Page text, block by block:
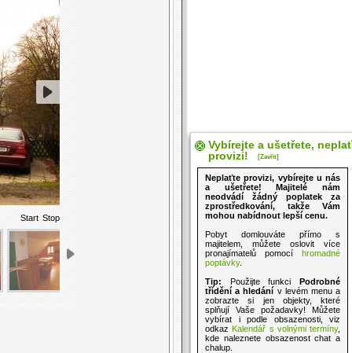
Start Stop
Vybírejte a ušetřete,
provizi!
[Zavřít]
Neplaťte provizi, vybírejte u nás
a ušetřete! Majitelé nám
neodvádí žádný poplatek za
zprostředkování, takže Vám
mohou nabídnout lepší cenu.
Pobyt domlouváte přímo s
majitelem, můžete oslovit více
pronajímatelů pomocí hromadné
poptávky.
Tip: Použijte funkci Podrobné
třídění a hledání v levém menu a
zobrazte si jen objekty, které
splňují Vaše požadavky! Můžete
vybírat i podle obsazenosti, viz
odkaz Kalendář s volnými termíny,
kde naleznete obsazenost chat a
chalup.